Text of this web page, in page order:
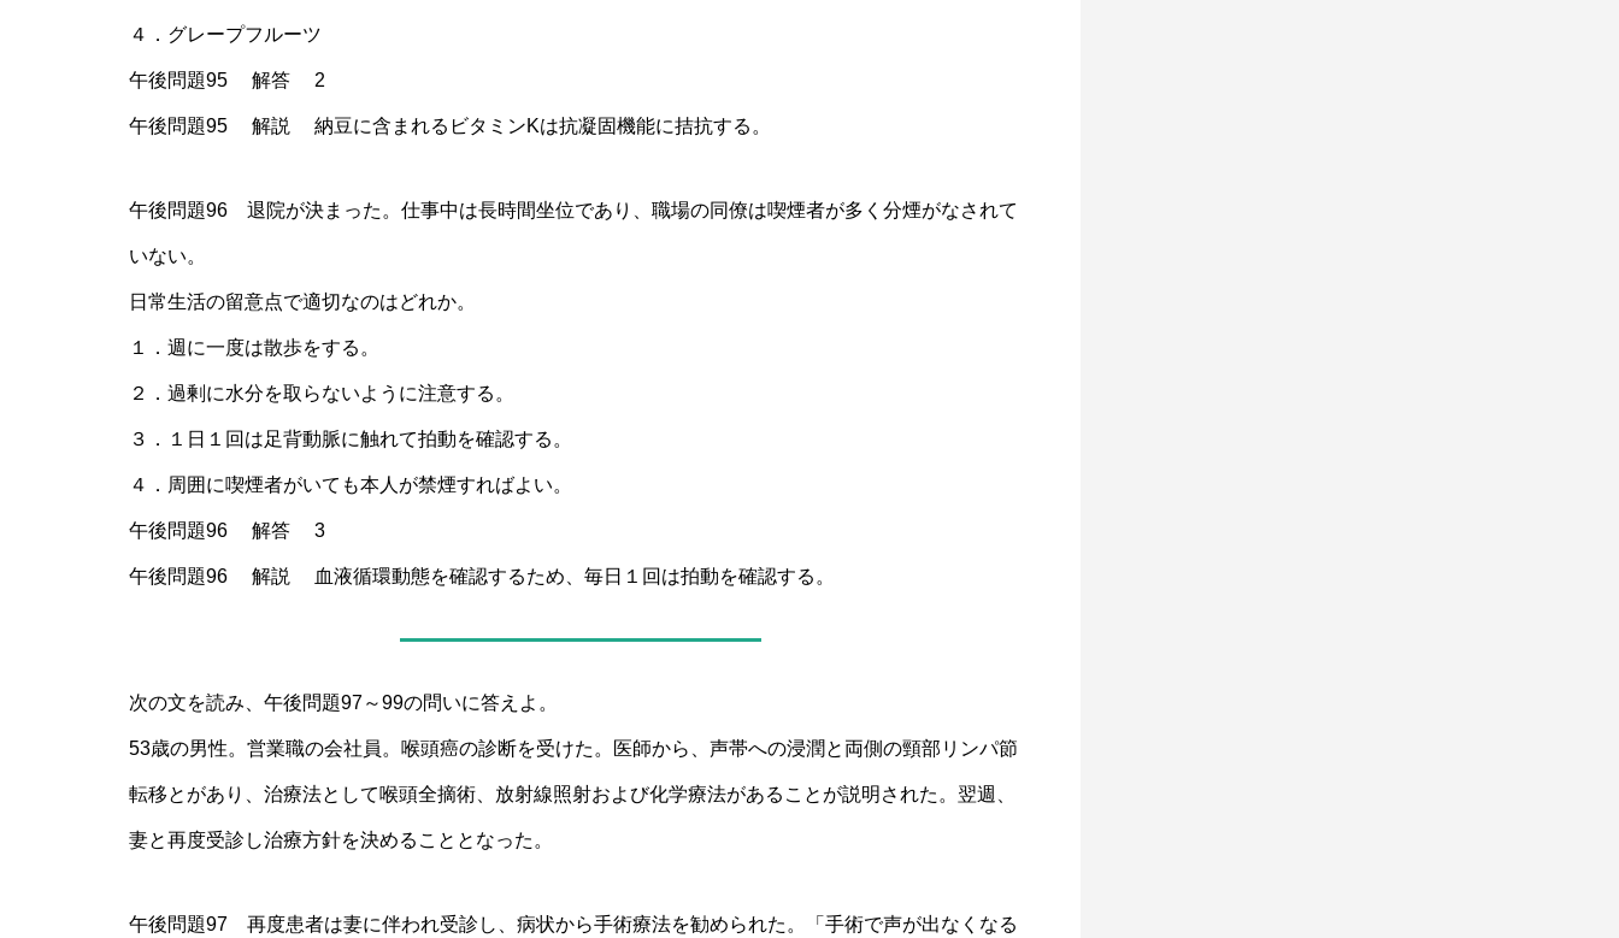
４．グレープフルーツ
午後問題95 解答 2
午後問題95 解説 納豆に含まれるビタミンKは抗凝固機能に拮抗する。
午後問題96 退院が決まった。仕事中は長時間坐位であり、職場の同僚は喫煙者が多く分煙がなされて
いない。
日常生活の留意点で適切なのはどれか。
１．週に一度は散歩をする。
２．過剰に水分を取らないように注意する。
３．１日１回は足背動脈に触れて拍動を確認する。
４．周囲に喫煙者がいても本人が禁煙すればよい。
午後問題96 解答 3
午後問題96 解説 血液循環動態を確認するため、毎日１回は拍動を確認する。
次の文を読み、午後問題97～99の問いに答えよ。
53歳の男性。営業職の会社員。喉頭癌の診断を受けた。医師から、声帯への浸潤と両側の頸部リンパ節
転移とがあり、治療法として喉頭全摘術、放射線照射および化学療法があることが説明された。翌週、
妻と再度受診し治療方針を決めることとなった。
午後問題97 再度患者は妻に伴われ受診し、病状から手術療法を勧められた。「手術で声が出なくなる